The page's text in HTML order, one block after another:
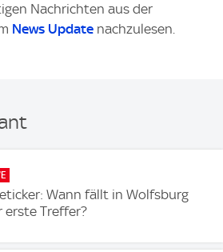
Nachrichten aus der
News Update nachzulesen.
Wann fällt in Wolfsburg
erste Treffer?